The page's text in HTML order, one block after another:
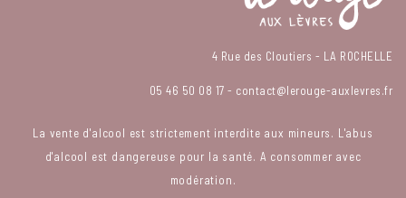
4 Rue des Cloutiers - LA ROCHELLE
05 46 50 08 17 - contact@lerouge-auxlevres.fr
La vente d'alcool est strictement interdite aux mineurs. L'abus
d'alcool est dangereuse pour la santé. A consommer avec
modération.